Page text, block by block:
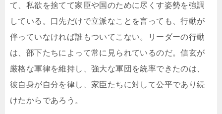
て、私欲を捨てて家臣や国のために尽くす姿勢を強調
している。口先だけで立派なことを言っても、行動が
伴っていなければ誰もついてこない。リーダーの行動
は、部下たちによって常に見られているのだ。信玄が
厳格な軍律を維持し、強大な軍団を統率できたのは、
彼自身が自分を律し、家臣たちに対して公平であり続
けたからであろう。